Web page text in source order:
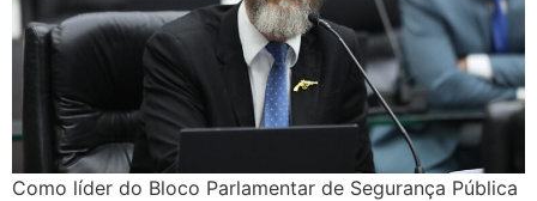
Como líder do Bloco Parlamentar de Segurança Pública